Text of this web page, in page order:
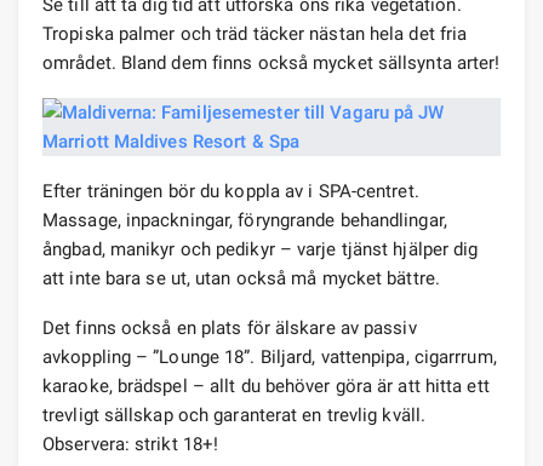
Se till att ta dig tid att utforska öns rika vegetation.
Tropiska palmer och träd täcker nästan hela det fria
området. Bland dem finns också mycket sällsynta arter!
Efter träningen bör du koppla av i SPA-centret.
Massage, inpackningar, föryngrande behandlingar,
ångbad, manikyr och pedikyr – varje tjänst hjälper dig
att inte bara se ut, utan också må mycket bättre.
Det finns också en plats för älskare av passiv
avkoppling – ”Lounge 18”. Biljard, vattenpipa, cigarrrum,
karaoke, brädspel – allt du behöver göra är att hitta ett
trevligt sällskap och garanterat en trevlig kväll.
Observera: strikt 18+!